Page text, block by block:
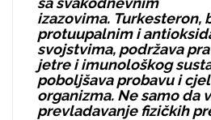
izazovima. Turkesteron,
protuupalnim i
svojstvima, podržava
jetre i imunološkog
poboljšava probavu i
organizma. Ne samo da
prevladavanje fizičkih